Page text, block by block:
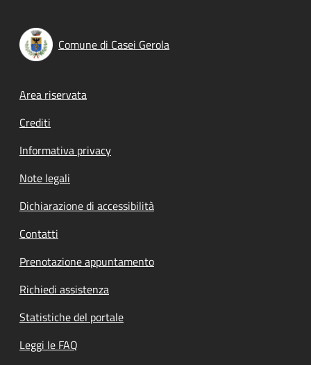
Comune di Casei Gerola
Footer menu
Area riservata
Crediti
Informativa privacy
Note legali
Dichiarazione di accessibilità
Contatti
Prenotazione appuntamento
Richiedi assistenza
Statistiche del portale
Leggi le FAQ